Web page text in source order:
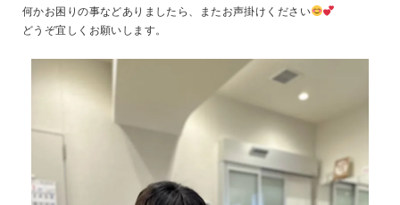
何かお困りの事などありましたら、またお声掛けください
どうぞ宜しくお願いします。